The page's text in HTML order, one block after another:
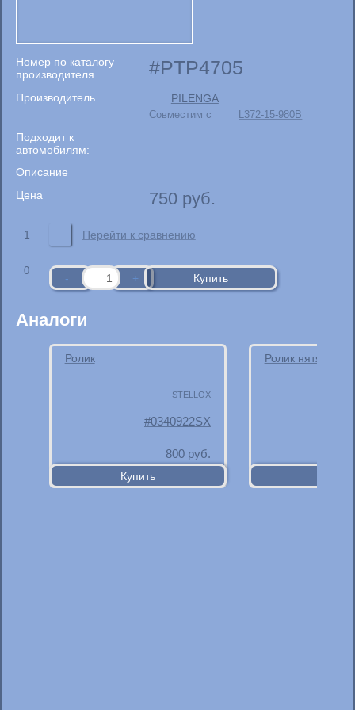
Номер по каталогу
производителя
PTP4705
Производитель PILENGA
Совместим с L372-15-980B
Подходит к
автомобилям:
Описание
Цена
750руб.
1 Перейти к сравнению
0
Аналоги
Ролик
STELLOX
0340922SX
800 руб.
Ролик нятяжной